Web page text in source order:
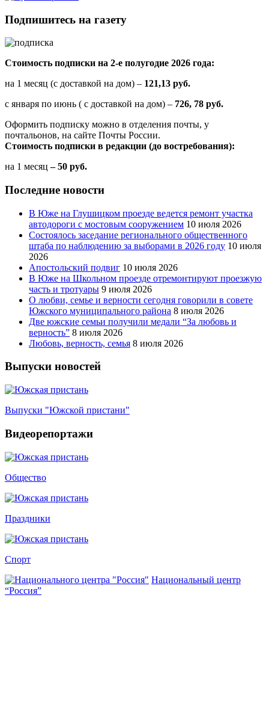
Подпишитесь на газету
Стоимость подписки на 2-е полугодие 2026 года:
на 1 месяц (с доставкой на дом) – 121,13 руб.
с января по июнь ( с доставкой на дом) – 726, 78 руб.
Оформить подписку можно в отделения почты, у
почтальонов, на сайте Почты России.
Стоимость подписки в редакции (до востребования):
на 1 месяц – 50 руб.
Последние новости
В Юже на Глушицком проезде ведется ремонт участка
автодороги с мостовым сооружением 10 июля 2026
Состоялось заседание регионального общественного
штаба по наблюдению за выборами в 2026 году 10 июля
2026
Апостольский подвиг 10 июля 2026
В Юже на Школьном проезде отремонтируют проезжую
часть и тротуары 9 июля 2026
О любви, семье и верности сегодня говорили в совете
Южского муниципального района 8 июля 2026
Две южские семьи получили медали “За любовь и
верность” 8 июля 2026
Любовь, верность, семья 8 июля 2026
Выпуски новостей
Выпуски "Южской пристани"
Видеорепортажи
Общество
Праздники
Спорт
Национальный центр
“Россия”